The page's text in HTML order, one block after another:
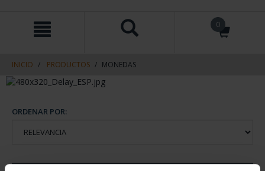
contenido
navegacin
0
INICIO PRODUCTOS MONEDAS
ORDENAR POR: